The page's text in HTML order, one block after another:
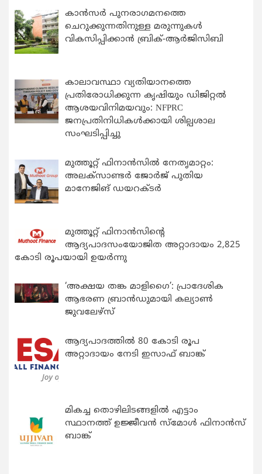
കാന്‍സര്‍ പുനരാഗമനത്തെ
ചെറുക്കുന്നതിനുള്ള മരുന്നുകള്‍
വികസിപ്പിക്കാന്‍ ബ്രിക്-ആര്‍ജിസിബി
കാലാവസ്ഥാ വ്യതിയാനത്തെ
പ്രതിരോധിക്കുന്ന കൃഷിയും ഡിജിറ്റൽ
ആശയവിനിമയവും: NFPRC
ജനപ്രതിനിധികൾക്കായി ശില്പശാല
സംഘടിപ്പിച്ചു
മുത്തൂറ്റ് ഫിനാൻസിൽ നേതൃമാറ്റം:
അലക്സാണ്ടർ ജോർജ് പുതിയ
മാനേജിങ് ഡയറക്ടർ
മുത്തൂറ്റ് ഫിനാൻസിന്റെ
ആദ്യപാദസംയോജിത അറ്റാദായം 2,825
കോടി രൂപയായി ഉയർന്നു
‘അക്ഷയ തങ്ക മാളിഗൈ’: പ്രാദേശിക
ആഭരണ ബ്രാന്‍ഡുമായി കല്യാണ്‍
ജുവലേഴ്‌സ്
ആദ്യപാദത്തിൽ 80 കോടി രൂപ
അറ്റാദായം നേടി ഇസാഫ് ബാങ്ക്
മികച്ച തൊഴിലിടങ്ങളിൽ എട്ടാം
സ്ഥാനത്ത് ഉജ്ജീവൻ സ്മോൾ ഫിനാൻസ്
ബാങ്ക്